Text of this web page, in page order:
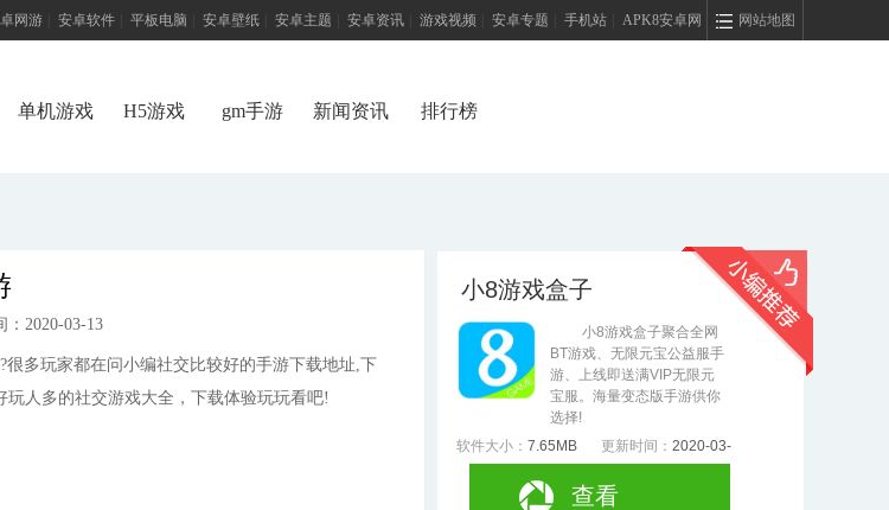
网站地图
网游 安卓软件 平板电脑 安卓壁纸 安卓主题 安卓资讯 游戏视频 安卓专题 手机站 APK8安卓网
单机游戏 H5游戏 gm手游 新闻资讯 排行榜
：2020-03-13
多玩家都在问小编社交比较好的手游下载地址,下
玩人多的社交游戏大全，下载体验玩玩看吧!
小8游戏盒子
小8游戏盒子聚合全网
BT游戏、无限元宝公益服手
游、上线即送满VIP无限元
宝服。海量变态版手游供你
选择!
软件大小： 7.65MB 更新时间： 2020-03-
13
查看